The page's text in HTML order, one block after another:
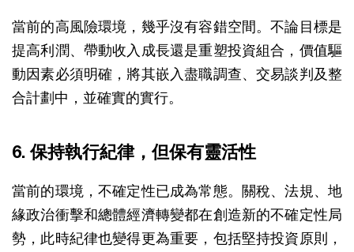
當前的高風險環境，幾乎沒有容錯空間。不論目標是
提高利潤、帶動收入成長還是重塑投資組合，價值驅
動因素必須明確，將其嵌入盡職調查、交易談判及整
合計劃中，並確實的實行。
6. 保持執行紀律，但保有靈活性
當前的環境，不確定性已成為常態。關稅、法規、地
緣政治衝擊和總體經濟轉變都在創造新的不確定性局
勢，此時紀律也變得更為重要，包括堅持投資原則，